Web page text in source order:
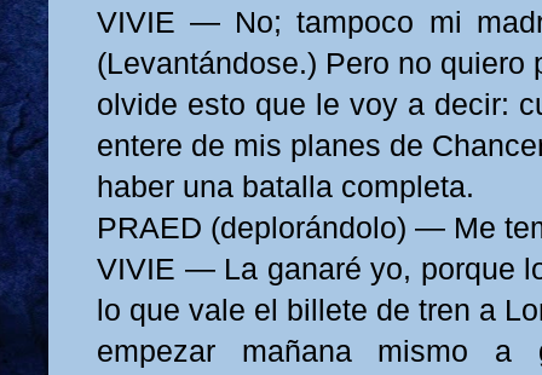
VIVIE — No; tampoco mi
(Levantándose.) Pero no quiero
olvide esto que le voy a decir:
entere de mis planes de
haber una batalla completa.
PRAED (deplorándolo) — Me
VIVIE — La ganaré yo, porque
lo que vale el billete de tren a
empezar mañana mismo a